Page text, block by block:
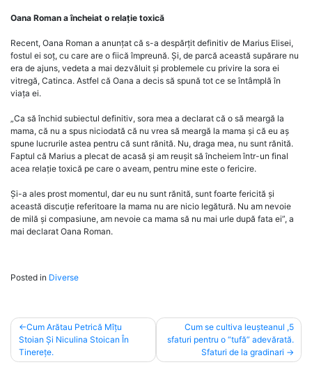
Oana Roman a încheiat o relație toxică
Recent, Oana Roman a anunțat că s-a despărțit definitiv de Marius Elisei,
fostul ei soț, cu care are o fiică împreună. Și, de parcă această supărare nu
era de ajuns, vedeta a mai dezvăluit și problemele cu privire la sora ei
vitregă, Catinca. Astfel că Oana a decis să spună tot ce se întâmplă în
viața ei.
„Ca să închid subiectul definitiv, sora mea a declarat că o să meargă la
mama, că nu a spus niciodată că nu vrea să meargă la mama și că eu aș
spune lucrurile astea pentru că sunt rănită. Nu, draga mea, nu sunt rănită.
Faptul că Marius a plecat de acasă și am reușit să încheiem într-un final
acea relație toxică pe care o aveam, pentru mine este o fericire.
Și-a ales prost momentul, dar eu nu sunt rănită, sunt foarte fericită și
această discuție referitoare la mama nu are nicio legătură. Nu am nevoie
de milă și compasiune, am nevoie ca mama să nu mai urle după fata ei”, a
mai declarat Oana Roman.
Posted in Diverse
Post
navigation
Cum Arătau Petrică Mîțu
Stoian Și Niculina Stoican În
Tinerețe.
Cum se cultiva leușteanul ,5
sfaturi pentru o “tufă” adevărată.
Sfaturi de la gradinari